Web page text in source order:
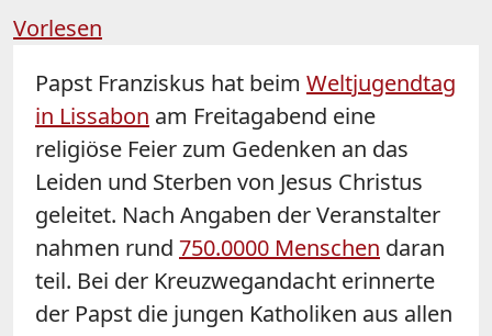
Vorlesen
Papst Franziskus hat beim Weltjugendtag
in Lissabon am Freitagabend eine
religiöse Feier zum Gedenken an das
Leiden und Sterben von Jesus Christus
geleitet. Nach Angaben der Veranstalter
nahmen rund 750.0000 Menschen daran
teil. Bei der Kreuzwegandacht erinnerte
der Papst die jungen Katholiken aus allen